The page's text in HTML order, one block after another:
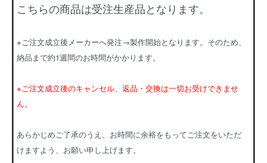
こちらの商品は受注生産品となります。
※ご注文成立後メーカーへ発注→製作開始となります。そのため、
納品まで約1週間のお時間がかかります。
※ご注文成立後のキャンセル、返品・交換は一切お受けできませ
ん。
あらかじめご了承のうえ、お時間に余裕をもってご注文をいただ
けますよう、お願い申し上げます。